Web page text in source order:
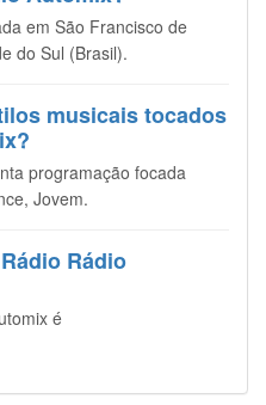
em São Francisco de
do Sul (Brasil).
musicais tocados
programação focada
Jovem.
Rádio
é